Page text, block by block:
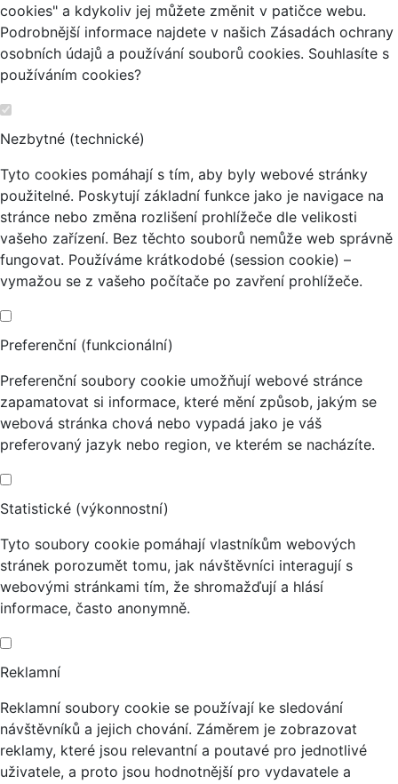
cookies" a kdykoliv jej můžete změnit v patičce webu.
Podrobnější informace najdete v našich Zásadách ochrany
osobních údajů a používání souborů cookies. Souhlasíte s
používáním cookies?
Nezbytné (technické)
Tyto cookies pomáhají s tím, aby byly webové stránky
použitelné. Poskytují základní funkce jako je navigace na
stránce nebo změna rozlišení prohlížeče dle velikosti
vašeho zařízení. Bez těchto souborů nemůže web správně
fungovat. Používáme krátkodobé (session cookie) –
vymažou se z vašeho počítače po zavření prohlížeče.
Preferenční (funkcionální)
Preferenční soubory cookie umožňují webové stránce
zapamatovat si informace, které mění způsob, jakým se
webová stránka chová nebo vypadá jako je váš
preferovaný jazyk nebo region, ve kterém se nacházíte.
Statistické (výkonnostní)
Tyto soubory cookie pomáhají vlastníkům webových
stránek porozumět tomu, jak návštěvníci interagují s
webovými stránkami tím, že shromažďují a hlásí
informace, často anonymně.
Reklamní
Reklamní soubory cookie se používají ke sledování
návštěvníků a jejich chování. Záměrem je zobrazovat
reklamy, které jsou relevantní a poutavé pro jednotlivé
uživatele, a proto jsou hodnotnější pro vydavatele a